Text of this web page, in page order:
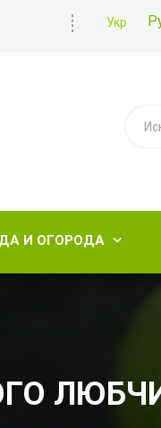
Укр
И ОГОРОДА 